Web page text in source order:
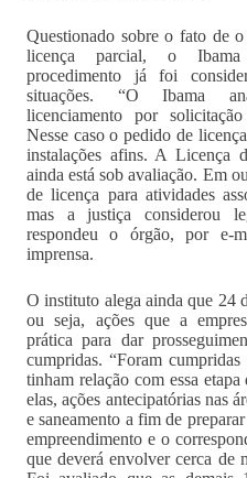
Questionado sobre o fato de
licença parcial, o
procedimento já foi
situações. “O Ibama
licenciamento por solicitação
Nesse caso o pedido de
instalações afins. A Licença
ainda está sob avaliação. Em
de licença para atividades
mas a justiça considerou
respondeu o órgão, por e-
imprensa.
O instituto alega ainda que 24
ou seja, ações que a
prática para dar
cumpridas. “Foram
tinham relação com essa
elas, ações antecipatórias nas
e saneamento a fim de
empreendimento e o
que deverá envolver cerca de